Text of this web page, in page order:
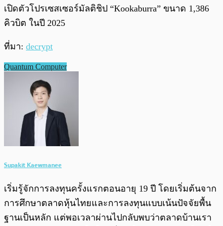
เปิดตัวโปรเซสเซอร์มัลติชิป “Kookaburra” ขนาด 1,386
คิวบิต ในปี 2025
ที่มา: decrypt
Quantum Computer
Supakit Kaewmanee
เริ่มรู้จักการลงทุนครั้งแรกตอนอายุ 19 ปี โดยเริ่มต้นจาก
การศึกษาตลาดหุ้นไทยและการลงทุนแบบเน้นปัจจัยพื้น
ฐานเป็นหลัก แต่พอเวลาผ่านไปกลับพบว่าตลาดบ้านเรา